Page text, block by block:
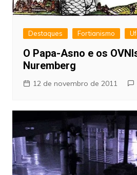
Destaques Fortianismo
O Papa-Asno e os
Nuremberg
12 de novembro de 2011